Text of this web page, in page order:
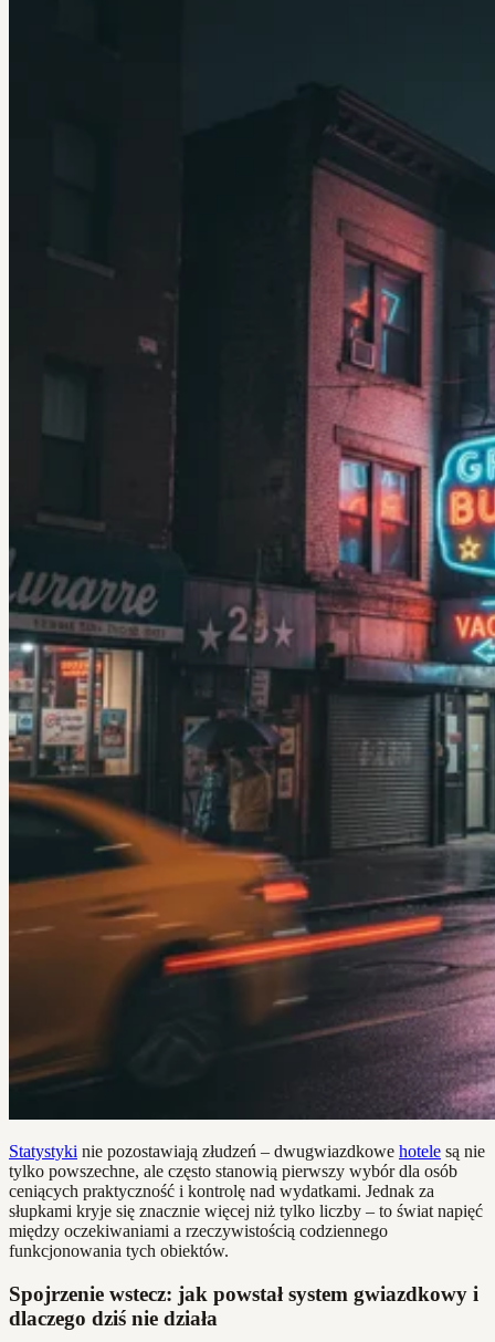
Statystyki nie pozostawiają złudzeń – dwugwiazdkowe hotele są nie
tylko powszechne, ale często stanowią pierwszy wybór dla osób
ceniących praktyczność i kontrolę nad wydatkami. Jednak za
słupkami kryje się znacznie więcej niż tylko liczby – to świat napięć
między oczekiwaniami a rzeczywistością codziennego
funkcjonowania tych obiektów.
Spojrzenie wstecz: jak powstał system gwiazdkowy i
dlaczego dziś nie działa